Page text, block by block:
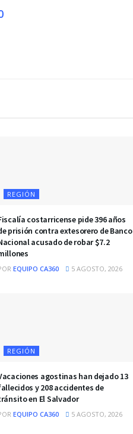
REGIÓN
costarricense pide 396 años
prisión contra extesorero de Banco
acusado de robar $7.2
EQUIPO CA360 5 AGOSTO, 2026
REGIÓN
agostinas han dejado 13
y 208 accidentes de
en El Salvador
EQUIPO CA360 5 AGOSTO, 2026